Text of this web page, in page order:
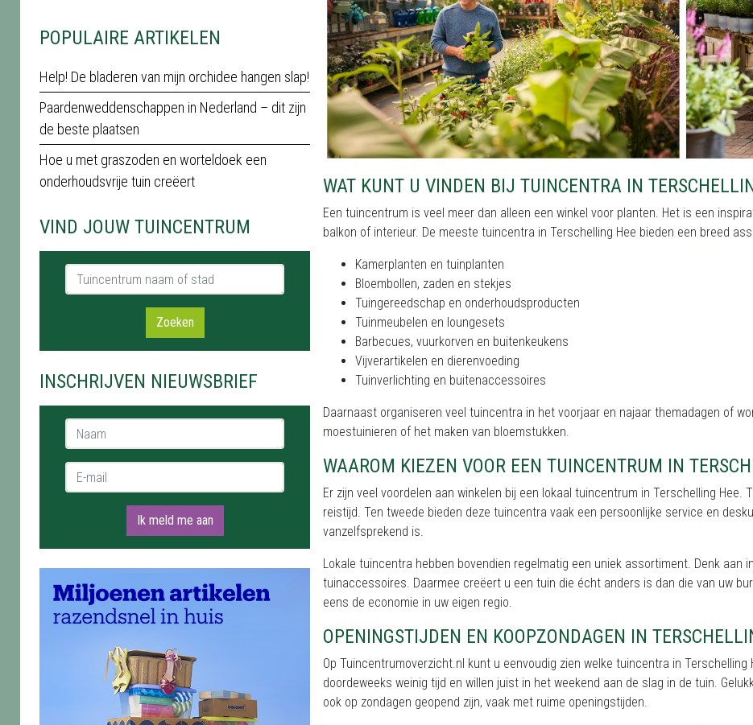
POPULAIRE ARTIKELEN
Help! De bladeren van mijn orchidee hangen slap!
Paardenweddenschappen in Nederland – dit zijn
de beste plaatsen
Hoe u met graszoden en worteldoek een
onderhoudsvrije tuin creëert
VIND JOUW TUINCENTRUM
Tuincentrum naam of stad
Zoeken
INSCHRIJVEN NIEUWSBRIEF
Naam *
E-mail *
Ik meld me aan
WAT KUNT U VINDEN BIJ TUINCENTRA IN
Een tuincentrum is veel meer dan alleen een winkel voor planten. Het is een
balkon of interieur. De meeste tuincentra in Terschelling Hee bieden een breed
Kamerplanten en tuinplanten
Bloembollen, zaden en stekjes
Tuingereedschap en onderhoudsproducten
Tuinmeubelen en loungesets
Barbecues, vuurkorven en buitenkeukens
Vijverartikelen en dierenvoeding
Tuinverlichting en buitenaccessoires
Daarnaast organiseren veel tuincentra in het voorjaar en najaar themadagen of
moestuinieren of het maken van bloemstukken.
WAAROM KIEZEN VOOR EEN TUINCENTRUM IN
Er zijn veel voordelen aan winkelen bij een lokaal tuincentrum in Terschelling
reistijd. Ten tweede bieden deze tuincentra vaak een persoonlijke service en
vanzelfsprekend is.
Lokale tuincentra hebben bovendien regelmatig een uniek assortiment. Denk
tuinaccessoires. Daarmee creëert u een tuin die écht anders is dan die van uw
eens de economie in uw eigen regio.
OPENINGSTIJDEN EN KOOPZONDAGEN IN
Op Tuincentrumoverzicht.nl kunt u eenvoudig zien welke tuincentra in
doordeweeks weinig tijd en willen juist in het weekend aan de slag in de tuin.
ook op zondagen geopend zijn, vaak met ruime openingstijden.